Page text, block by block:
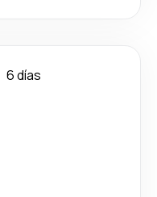
6 días